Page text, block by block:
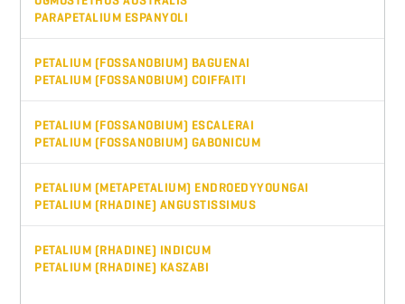
PARAPETALIUM ESPANYOLI
PETALIUM (FOSSANOBIUM) BAGUENAI
PETALIUM (FOSSANOBIUM) COIFFAITI
PETALIUM (FOSSANOBIUM) ESCALERAI
PETALIUM (FOSSANOBIUM) GABONICUM
PETALIUM (METAPETALIUM) ENDROEDYYOUNGAI
PETALIUM (RHADINE) ANGUSTISSIMUS
PETALIUM (RHADINE) INDICUM
PETALIUM (RHADINE) KASZABI